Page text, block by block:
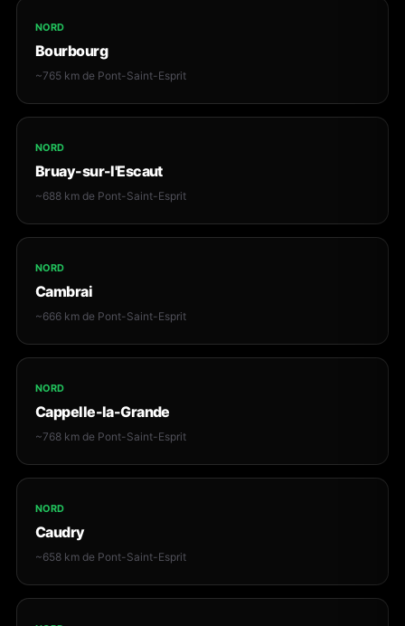
NORD
Bourbourg
~765 km de Pont-Saint-Esprit
NORD
Bruay-sur-l'Escaut
~688 km de Pont-Saint-Esprit
NORD
Cambrai
~666 km de Pont-Saint-Esprit
NORD
Cappelle-la-Grande
~768 km de Pont-Saint-Esprit
NORD
Caudry
~658 km de Pont-Saint-Esprit